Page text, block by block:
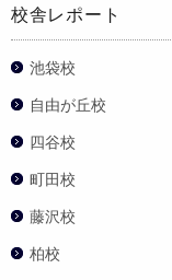
校舎レポート
池袋校
自由が丘校
四谷校
町田校
藤沢校
柏校